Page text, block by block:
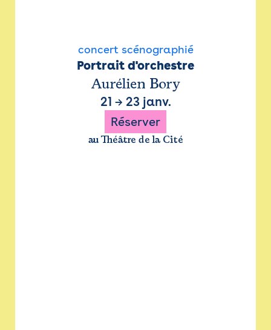
concert scénographié
Portrait d'orchestre
Aurélien Bory
21 → 23 janv.
Réserver
au Théâtre de la Cité